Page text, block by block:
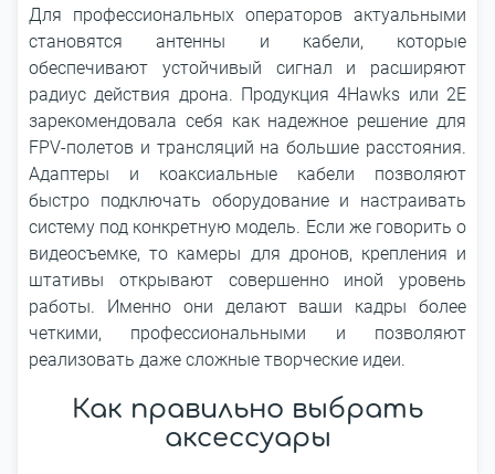
Для профессиональных операторов актуальными
становятся антенны и кабели, которые
обеспечивают устойчивый сигнал и расширяют
радиус действия дрона. Продукция 4Hawks или 2E
зарекомендовала себя как надежное решение для
FPV-полетов и трансляций на большие расстояния.
Адаптеры и коаксиальные кабели позволяют
быстро подключать оборудование и настраивать
систему под конкретную модель. Если же говорить о
видеосъемке, то камеры для дронов, крепления и
штативы открывают совершенно иной уровень
работы. Именно они делают ваши кадры более
четкими, профессиональными и позволяют
реализовать даже сложные творческие идеи.
Как правильно выбрать
аксессуары